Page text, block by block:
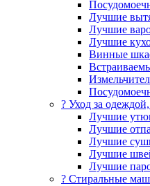
Лучшие
Лучшие
Лучшие
Винные
? Уход за
Лучшие
Лучшие
Лучшие
Лучшие
Лучшие
? Стиральные